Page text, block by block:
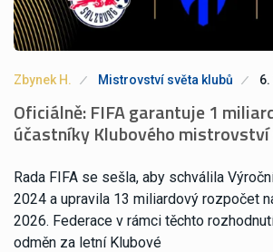
Zbynek H. Mistrovství světa klubů 6.
Oficiálně: FIFA garantuje 1
účastníky Klubového
Rada FIFA se sešla, aby schválila
2024 a upravila 13 miliardový rozpočet
2026. Federace v rámci těchto
odměn za letní Klubové